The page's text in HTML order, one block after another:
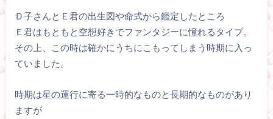
Ｄ子さんとＥ君の出生図や命式から鑑定したところ
Ｅ君はもともと空想好きでファンタジーに憧れるタイプ。
その上、この時は確かにうちにこもってしまう時期に入っ
ていました。
時期は星の運行に寄る一時的なものと長期的なものがあり
ますが